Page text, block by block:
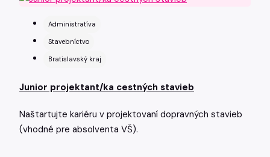
Administratíva
Stavebníctvo
Bratislavský kraj
Junior projektant/ka cestných stavieb
Naštartujte kariéru v projektovaní dopravných stavieb
(vhodné pre absolventa VŠ).